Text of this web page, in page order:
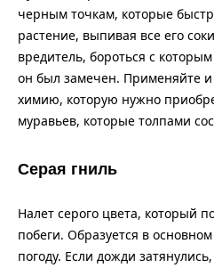
черным точкам, которые
растение, выпивая все его
вредитель, бороться с
он был замечен. Применяйте
химию, которую нужно
муравьев, которые толпами
Серая гниль
Налет серого цвета, который
побеги. Образуется в
погоду. Если дожди